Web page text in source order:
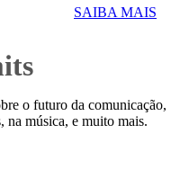
SAIBA MAIS
o futuro da comunicação,
na música, e muito mais.